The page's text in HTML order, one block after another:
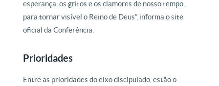
esperança, os gritos e os clamores de nosso tempo,
para tornar visível o Reino de Deus”, informa o site
oficial da Conferência.
Prioridades
Entre as prioridades do eixo discipulado, estão o